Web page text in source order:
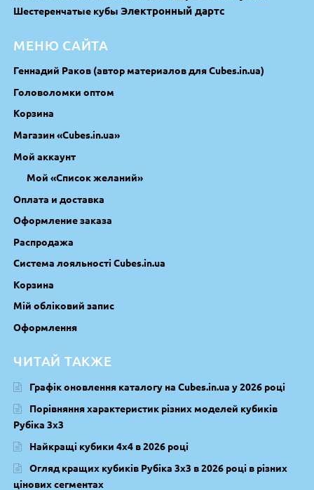
Шестеренчатые кубы Электронный дартс
МЕНЮ САЙТА
Геннадий Раков (автор материалов для Cubes.in.ua)
Головоломки оптом
Корзина
Магазин «Cubes.in.ua»
Мой аккаунт
Мой «Список желаний»
Оплата и доставка
Оформление заказа
Распродажа
Система лояльності Cubes.in.ua
Корзина
Мій обліковий запис
Оформлення
ЧИТАЙ ТАКЖЕ
Графік оновлення каталогу на Cubes.in.ua у 2026 році
Порівняння характеристик різних моделей кубиків
Рубіка 3х3
Найкращі кубики 4х4 в 2026 році
Огляд кращих кубиків Рубіка 3х3 в 2026 році в різних
цінових сегментах